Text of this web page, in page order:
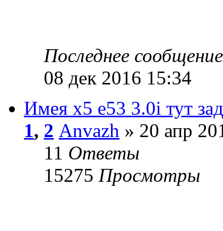
Последнее
08 дек 2016 15:34
Имея x5 e53 3.0i тут
1, 2 Anvazh » 20 апр
11 Ответы
15275 Просмотры